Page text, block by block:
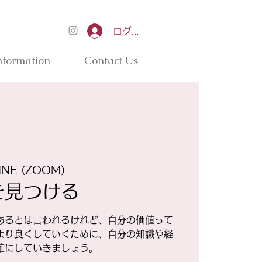
ログイン
Contact Us
(ZOOM)
つける
るとは言われるけれど、自分の価値って
り良くしていくために、自分の知識や経
していきましょう。